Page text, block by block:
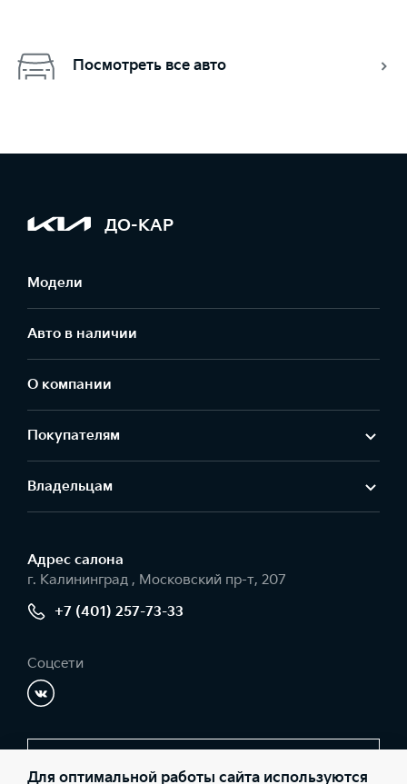
Посмотреть все авто
ДО-КАР
Модели
Авто в наличии
О компании
Покупателям
Владельцам
Адрес салонa
г. Калининград , Московский пр-т, 207
+7 (401) 257-73-33
Соцсети
Для оптимальной работы сайта используются